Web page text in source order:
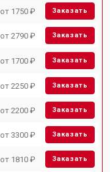
от 1750 ₽ Заказать
от 2790 ₽ Заказать
от 1700 ₽ Заказать
от 2250 ₽ Заказать
от 2200 ₽ Заказать
от 3300 ₽ Заказать
от 1810 ₽ Заказать